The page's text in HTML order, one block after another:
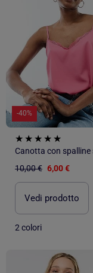
-40%
10,00 € 6,00 €
Vedi prodotto
2 colori